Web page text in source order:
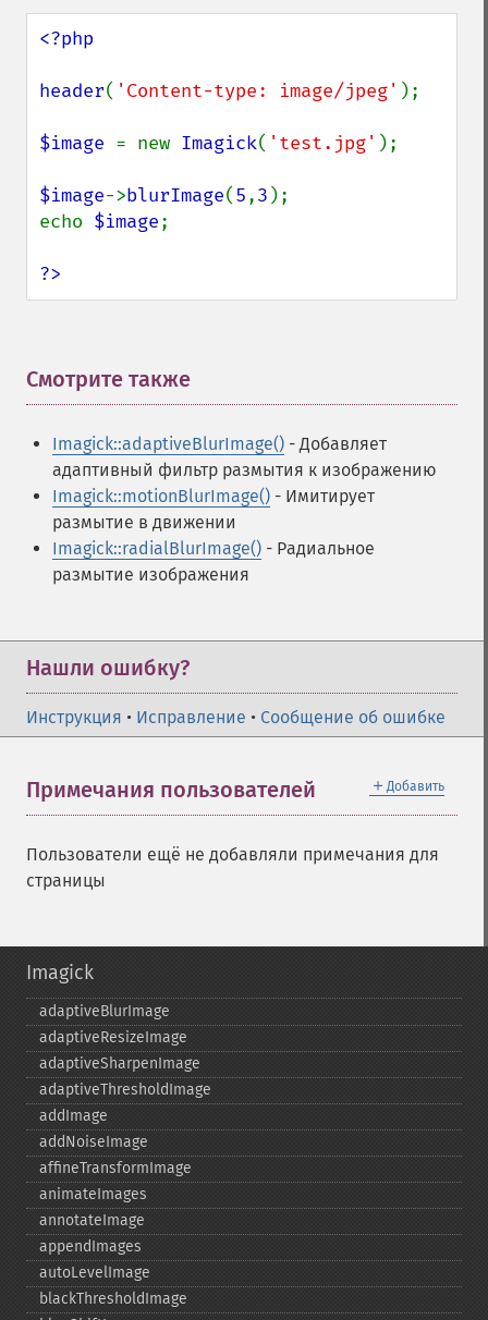
<?php
header( 'Content-type: image/jpeg' );
$image = new Imagick( 'test.jpg' );
$image->blurImage(5,3 );
echo $image;
?>
Смотрите также
Imagick::adaptiveBlurImage() - Добавляет
адаптивный фильтр размытия к изображению
Imagick::motionBlurImage() - Имитирует
размытие в движении
Imagick::radialBlurImage() - Радиальное
размытие изображения
Нашли ошибку?
Инструкция • Исправление • Сообщение об ошибке
＋ Добавить
Примечания пользователей
Пользователи ещё не добавляли примечания для
страницы
Imagick
adaptiveBlurImage
adaptiveResizeImage
adaptiveSharpenImage
adaptiveThresholdImage
addImage
addNoiseImage
affineTransformImage
animateImages
annotateImage
appendImages
autoLevelImage
blackThresholdImage